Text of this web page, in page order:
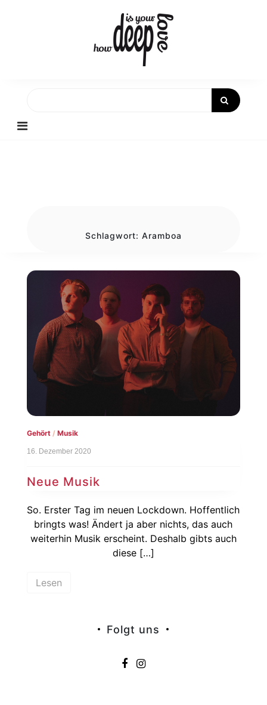
Schlagwort: Aramboa
Gehört/ Musik
16. Dezember 2020
Neue Musik
So. Erster Tag im neuen Lockdown. Hoffentlich
bringts was! Ändert ja aber nichts, das auch
weiterhin Musik erscheint. Deshalb gibts auch
diese […]
Lesen
Folgt uns